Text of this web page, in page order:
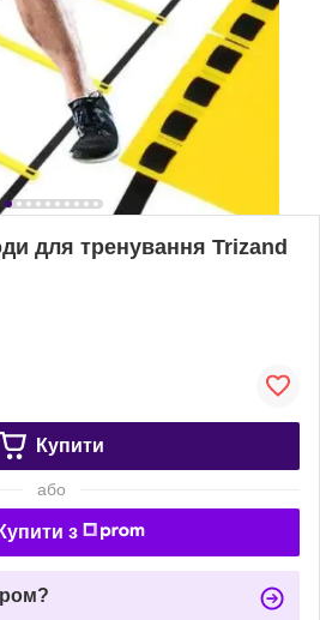
для тренування Trizand
Купити
або
Купити з